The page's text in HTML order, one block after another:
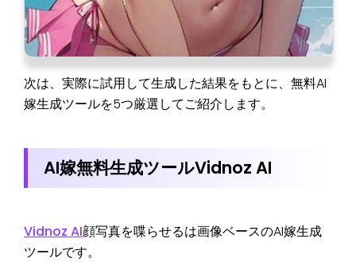
次は、実際に試用して生成した結果をもとに、無料AI
嫁生成ツールを5つ厳選してご紹介します。
AI嫁無料生成ツールVidnoz AI
Vidnoz AI顔写真を喋らせるは画像ベースのAI嫁生成
ツールです。